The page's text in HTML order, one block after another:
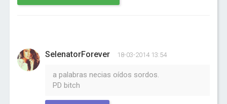
SelenatorForever 18-03-2014 13:54
a palabras necias oídos sordos.
PD bitch